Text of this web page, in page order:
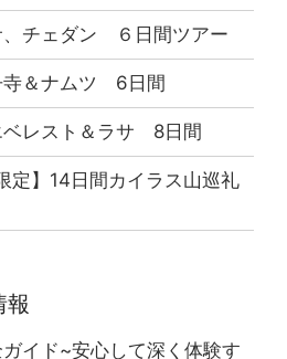
、チェダン ６日間ツアー
寺＆ナムツ 6日間
ベレスト＆ラサ 8日間
定】14日間カイラス山巡礼
報
イド~安心して深く体験す